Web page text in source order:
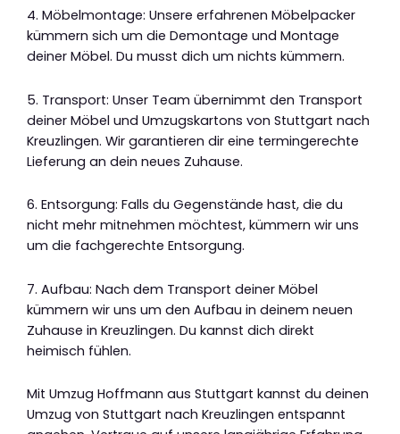
4. Möbelmontage: Unsere erfahrenen Möbelpacker
kümmern sich um die Demontage und Montage
deiner Möbel. Du musst dich um nichts kümmern.
5. Transport: Unser Team übernimmt den Transport
deiner Möbel und Umzugskartons von Stuttgart nach
Kreuzlingen. Wir garantieren dir eine termingerechte
Lieferung an dein neues Zuhause.
6. Entsorgung: Falls du Gegenstände hast, die du
nicht mehr mitnehmen möchtest, kümmern wir uns
um die fachgerechte Entsorgung.
7. Aufbau: Nach dem Transport deiner Möbel
kümmern wir uns um den Aufbau in deinem neuen
Zuhause in Kreuzlingen. Du kannst dich direkt
heimisch fühlen.
Mit Umzug Hoffmann aus Stuttgart kannst du deinen
Umzug von Stuttgart nach Kreuzlingen entspannt